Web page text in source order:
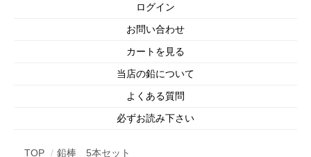
ログイン
お問い合わせ
カートを見る
当店の鉛について
よくある質問
必ずお読み下さい
TOP
鉛棒 5本セット